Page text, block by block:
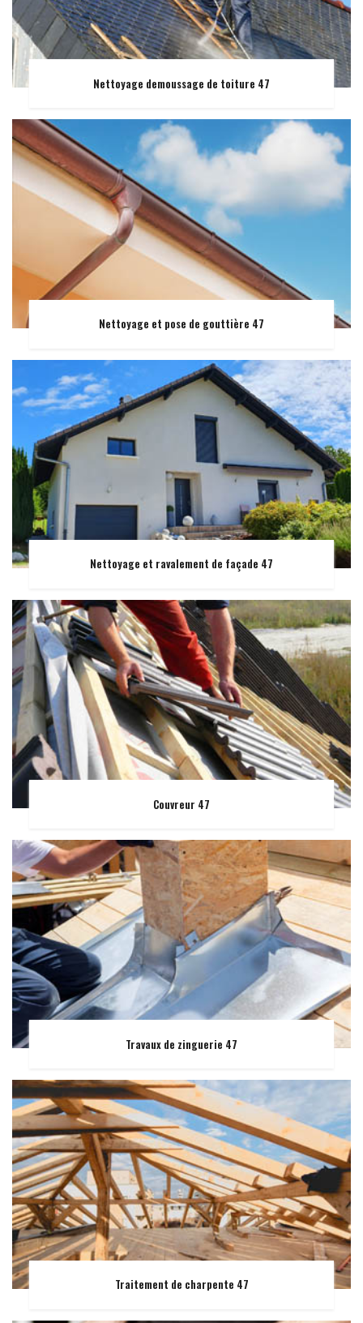
Nettoyage demoussage de toiture 47
Nettoyage et pose de gouttière 47
Nettoyage et ravalement de façade 47
Couvreur 47
Travaux de zinguerie 47
Traitement de charpente 47